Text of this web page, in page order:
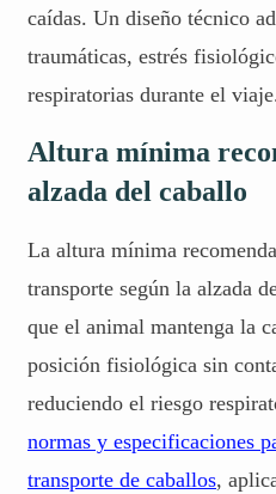
caídas. Un diseño técnico
traumáticas, estrés
respiratorias durante el
Altura mínima
alzada del caballo
La altura mínima
transporte según la alzada
que el animal mantenga la
posición fisiológica sin
reduciendo el riesgo
normas y especificaciones
transporte de caballos,